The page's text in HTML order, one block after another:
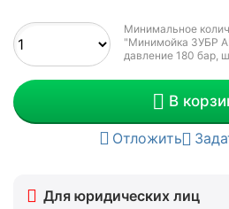
Минимальное
"Минимойка ЗУБР
давление 180 бар,
В
Отложить
Для юридических лиц